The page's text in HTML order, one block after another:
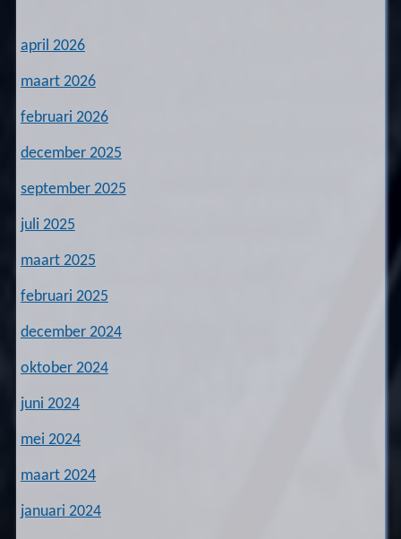
april 2026
maart 2026
februari 2026
december 2025
september 2025
juli 2025
maart 2025
februari 2025
december 2024
oktober 2024
juni 2024
mei 2024
maart 2024
januari 2024